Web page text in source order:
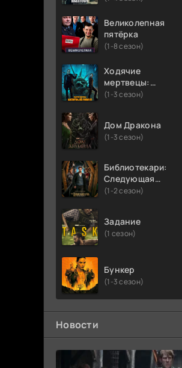
Великолепная
пятёрка
(1-8 сезон)
Ходячие
мертвецы:
Мертвый
(1-3 сезон)
Дом Дракона
(1-3 сезон)
Библиотекари:
Следующая
глава
(1-2 сезон)
Задание
(1 сезон)
Бункер
(1-3 сезон)
Новости